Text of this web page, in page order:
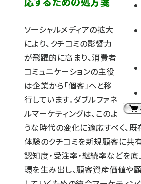
ソーシャルメディアの拡大
により、クチコミの影響力
が飛躍的に高まり、消費者
コミュニケーションの主役
は企業から「個客」へと移
行しています。ダブルファネ
ルマーケティングは、このよ
うな時代の変化に適応すべく、
体験のクチコミを新規顧客に共有
認知度・受注率・継続率などを
環を生み出し、顧客資産価値や